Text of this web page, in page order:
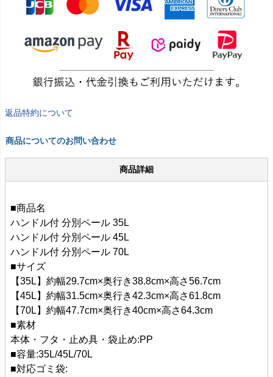
返品特約について
商品についてのお問い合わせ
商品詳細
■商品名
ハンドル付 分別ペール 35L
ハンドル付 分別ペール 45L
ハンドル付 分別ペール 70L
■サイズ
【35L】約幅29.7cm×奥行き38.8cm×高さ56.7cm
【45L】約幅31.5cm×奥行き42.3cm×高さ61.8cm
【70L】約幅47.7cm×奥行き40cm×高さ64.3cm
■素材
本体・フタ・止め具・袋止め:PP
■容量:35L/45L/70L
■対応ゴミ袋: